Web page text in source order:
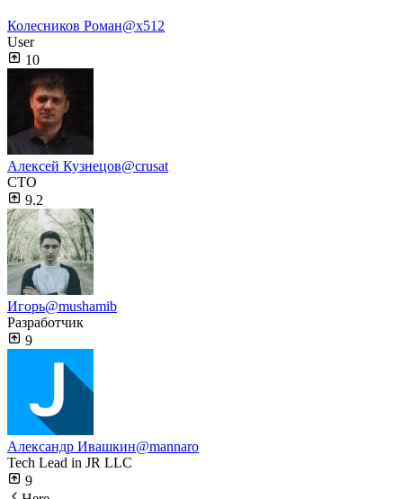
Колесников Роман@x512
User
10
Алексей Кузнецов@crusat
CTO
9.2
Игорь@mushamib
Разработчик
9
Александр Ивашкин@mannaro
Tech Lead in JR LLC
9